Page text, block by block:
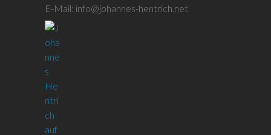
E-Mail: info@johannes-hentrich.net